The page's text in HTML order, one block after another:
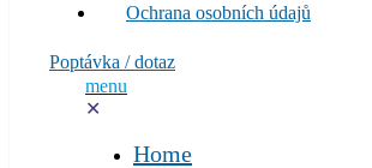
Ochrana osobních údajů
Poptávka / dotaz
menu
✕
Home